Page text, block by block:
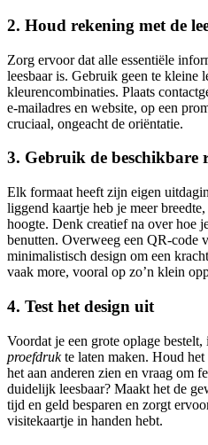
2. Houd rekening met de
Zorg ervoor dat alle essentiële
leesbaar is. Gebruik geen te kleine
kleurencombinaties. Plaats
e-mailadres en website, op een
cruciaal, ongeacht de oriëntatie.
3. Gebruik de beschikbare
Elk formaat heeft zijn eigen
liggend kaartje heb je meer
hoogte. Denk creatief na over hoe
benutten. Overweeg een QR-code
minimalistisch design om een
vaak more, vooral op zo’n klein
4. Test het design uit
Voordat je een grote oplage
proefdrukte laten maken. Houd
het aan anderen zien en vraag om
duidelijk leesbaar? Maakt het de
tijd en geld besparen en zorgt
visitekaartje in handen hebt.